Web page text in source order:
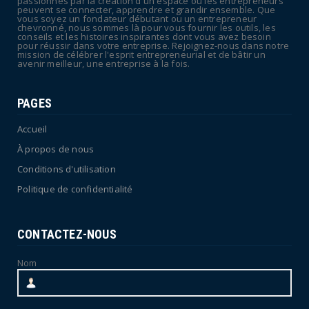
en vigilance oran...
July 04, 2026
peuvent se connecter, apprendre et grandir ensemble. Que
vous soyez un fondateur débutant ou un entrepreneur
chevronné, nous sommes là pour vous fournir les outils, les
conseils et les histoires inspirantes dont vous avez besoin
pour réussir dans votre entreprise. Rejoignez-nous dans notre
mission de célébrer l'esprit entrepreneurial et de bâtir un
avenir meilleur, une entreprise à la fois.
PAGES
Accueil
À propos de nous
Conditions d'utilisation
Politique de confidentialité
CONTACTEZ-NOUS
Nom